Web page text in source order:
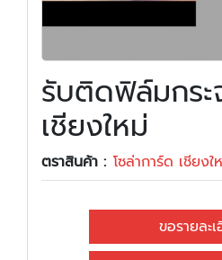
รับติดฟิล์มกระ
เชียงใหม่
ตราสินค้า : โซล่าการ์ด เชียงใ
ขอรายละ